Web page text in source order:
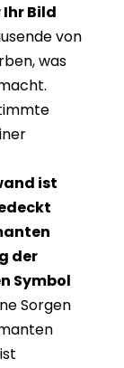
Bild
von
was
ist
der
Symbol
Sorgen